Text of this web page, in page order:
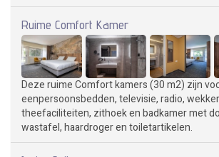
Ruime Comfort Kamer
Deze ruime Comfort kamers (30 m2) zijn
eenpersoonsbedden, televisie, radio,
theefaciliteiten, zithoek en badkamer met
wastafel, haardroger en toiletartikelen.